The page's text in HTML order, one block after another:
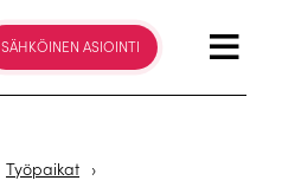
SÄHKÖINEN ASIOINTI
Työpaikat ›